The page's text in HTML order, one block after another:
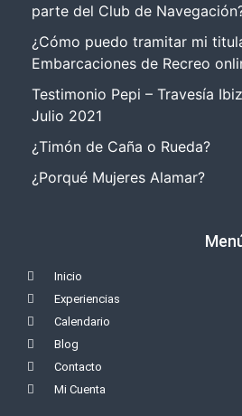
parte del Club de
¿Cómo puedo tramitar mi
Embarcaciones de Recreo
Testimonio Pepi – Travesía
Julio 2021
¿Timón de Caña o Rueda?
¿Porqué Mujeres Alamar?
Inicio
Experiencias
Calendario
Blog
Contacto
Mi Cuenta